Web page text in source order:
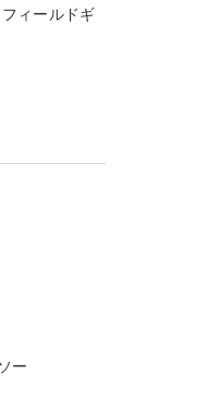
ィールドギ
ー